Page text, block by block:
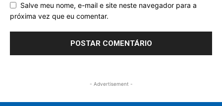
Salve meu nome, e-mail e site neste navegador para a
próxima vez que eu comentar.
- Advertisement -